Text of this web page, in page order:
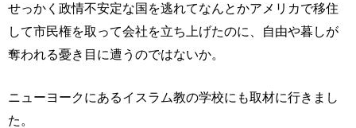
せっかく政情不安定な国を逃れてなんとかアメリカで移住
して市民権を取って会社を立ち上げたのに、自由や暮しが
奪われる憂き目に遭うのではないか。
ニューヨークにあるイスラム教の学校にも取材に行きまし
た。